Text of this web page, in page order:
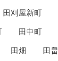
田刈屋新町
田中町
田畑 田畠